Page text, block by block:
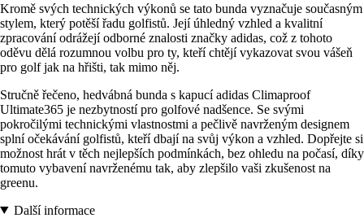
Kromě svých technických výkonů se tato bunda vyznačuje současným
stylem, který potěší řadu golfistů. Její úhledný vzhled a kvalitní
zpracování odrážejí odborné znalosti značky adidas, což z tohoto
oděvu dělá rozumnou volbu pro ty, kteří chtějí vykazovat svou vášeň
pro golf jak na hřišti, tak mimo něj.
Stručně řečeno, hedvábná bunda s kapucí adidas Climaproof
Ultimate365 je nezbytností pro golfové nadšence. Se svými
pokročilými technickými vlastnostmi a pečlivě navrženým designem
splní očekávání golfistů, kteří dbají na svůj výkon a vzhled. Dopřejte si
možnost hrát v těch nejlepších podmínkách, bez ohledu na počasí, díky
tomuto vybavení navrženému tak, aby zlepšilo vaši zkušenost na
greenu.
Další informace